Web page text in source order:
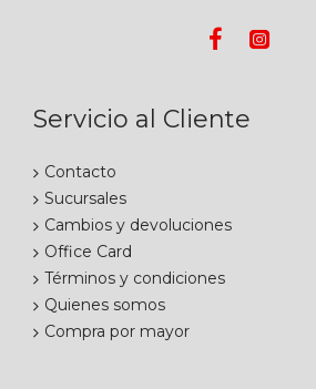
Servicio al Cliente
Contacto
Sucursales
Cambios y devoluciones
Office Card
Términos y condiciones
Quienes somos
Compra por mayor